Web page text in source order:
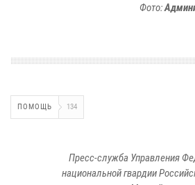
Фото:
ПОМОЩЬ 134
Пресс-служба Управления
национальной гвардии